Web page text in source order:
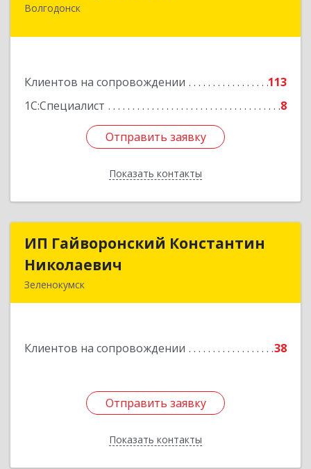
Волгодонск
Клиентов на сопровождении
113
1С:Специалист
8
Отправить заявку
Показать контакты
347380, Ростовская обл, Волгодонск г, Гагарина
Отправить заявку
Назад
ИП Гайворонский Константин
Николаевич
Зеленокумск
Клиентов на сопровождении 38
Отправить заявку
Показать контакты
ИП Гайворонский Константин
Подробнее
Отправить заявку
Назад